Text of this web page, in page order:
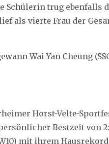
Schülerin trug ebenfalls
als vierte Frau der
Wai Yan Cheung
Horst-Velte-
Bestzeit von
mit ihrem Hausrekord